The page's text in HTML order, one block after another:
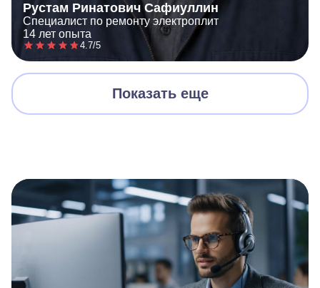
Рустам Ринатович Сафиуллин
Специалист по ремонту электроплит
14 лет опыта
4.7/5
Показать еще